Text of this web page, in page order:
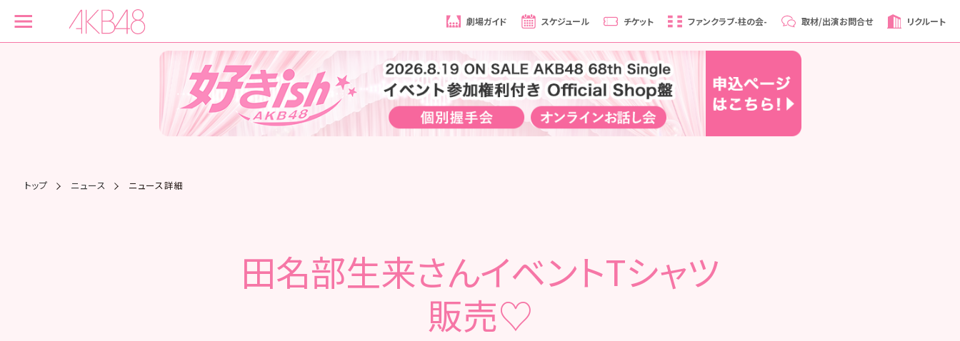
劇場ガイド スケジュール チケット ファンクラブ-柱の会- 取材/出演お問合せ リクルート
トップ ニュース ニュース詳細
田名部生来さんイベントTシャツ
販売♡